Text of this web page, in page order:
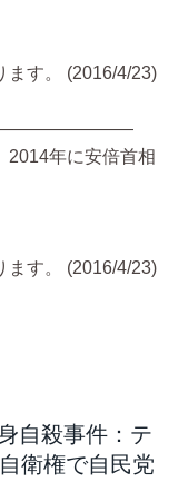
ます。 (2016/4/23)
2014年に安倍首相
ます。 (2016/4/23)
自殺事件：テ
衛権で自民党